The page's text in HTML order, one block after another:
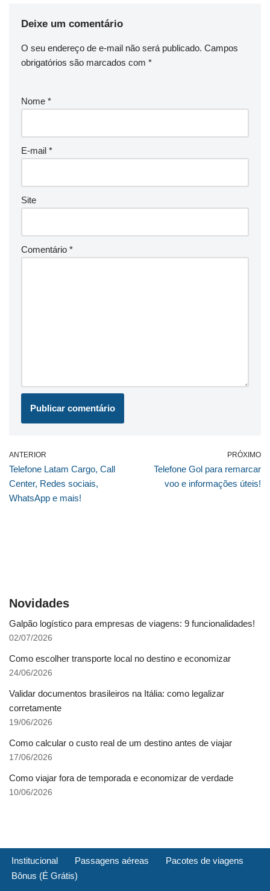
Deixe um comentário
O seu endereço de e-mail não será publicado. Campos
obrigatórios são marcados com *
Nome *
E-mail *
Site
Comentário *
ANTERIOR
Telefone Latam Cargo, Call
Center, Redes sociais,
WhatsApp e mais!
PRÓXIMO
Telefone Gol para remarcar
voo e informações úteis!
Novidades
Galpão logístico para empresas de viagens: 9 funcionalidades!
02/07/2026
Como escolher transporte local no destino e economizar
24/06/2026
Validar documentos brasileiros na Itália: como legalizar
corretamente
19/06/2026
Como calcular o custo real de um destino antes de viajar
17/06/2026
Como viajar fora de temporada e economizar de verdade
10/06/2026
Institucional Passagens aéreas
Pacotes de viagens
Bônus (É Grátis)